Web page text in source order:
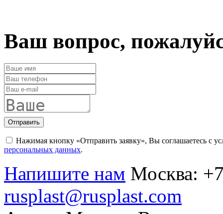
Ваш вопрос,
Отправить
Нажимая кнопку «Отправить заявку», Вы соглашаетесь с
персональных данных.
Напишите нам Москва:
rusplast@rusplast.com